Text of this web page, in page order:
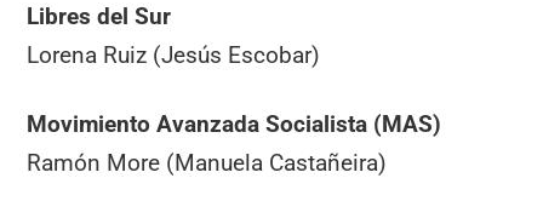
Libres del Sur
Lorena Ruiz (Jesús Escobar)
Movimiento Avanzada Socialista (MAS)
Ramón More (Manuela Castañeira)